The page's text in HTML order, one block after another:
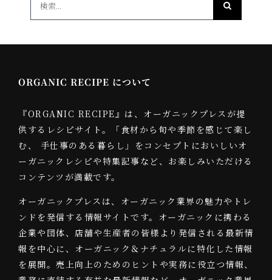
ORGANIC RECIPE について
『ORGANIC RECIPE』は、オーガニックプレスが提
供するレシピサイト。「食材から旬や季節を感じて楽し
む、 手仕事のある暮らし」をコンセプトにおいしいオ
ーガニックレシピや特集記事など、お楽しみいただける
コンテンツが満載です。
オーガニックプレスは、オーガニック業界の魅力やトレ
ンドを発信する情報サイトです。オーガニックに携わる
企業や団体、店舗や生産者の皆様より発信される最新情
報を中心に、オーガニック＆ナチュラルに特化した情報
を展開。売上向上のためのヒントや実務に役立つ情報、